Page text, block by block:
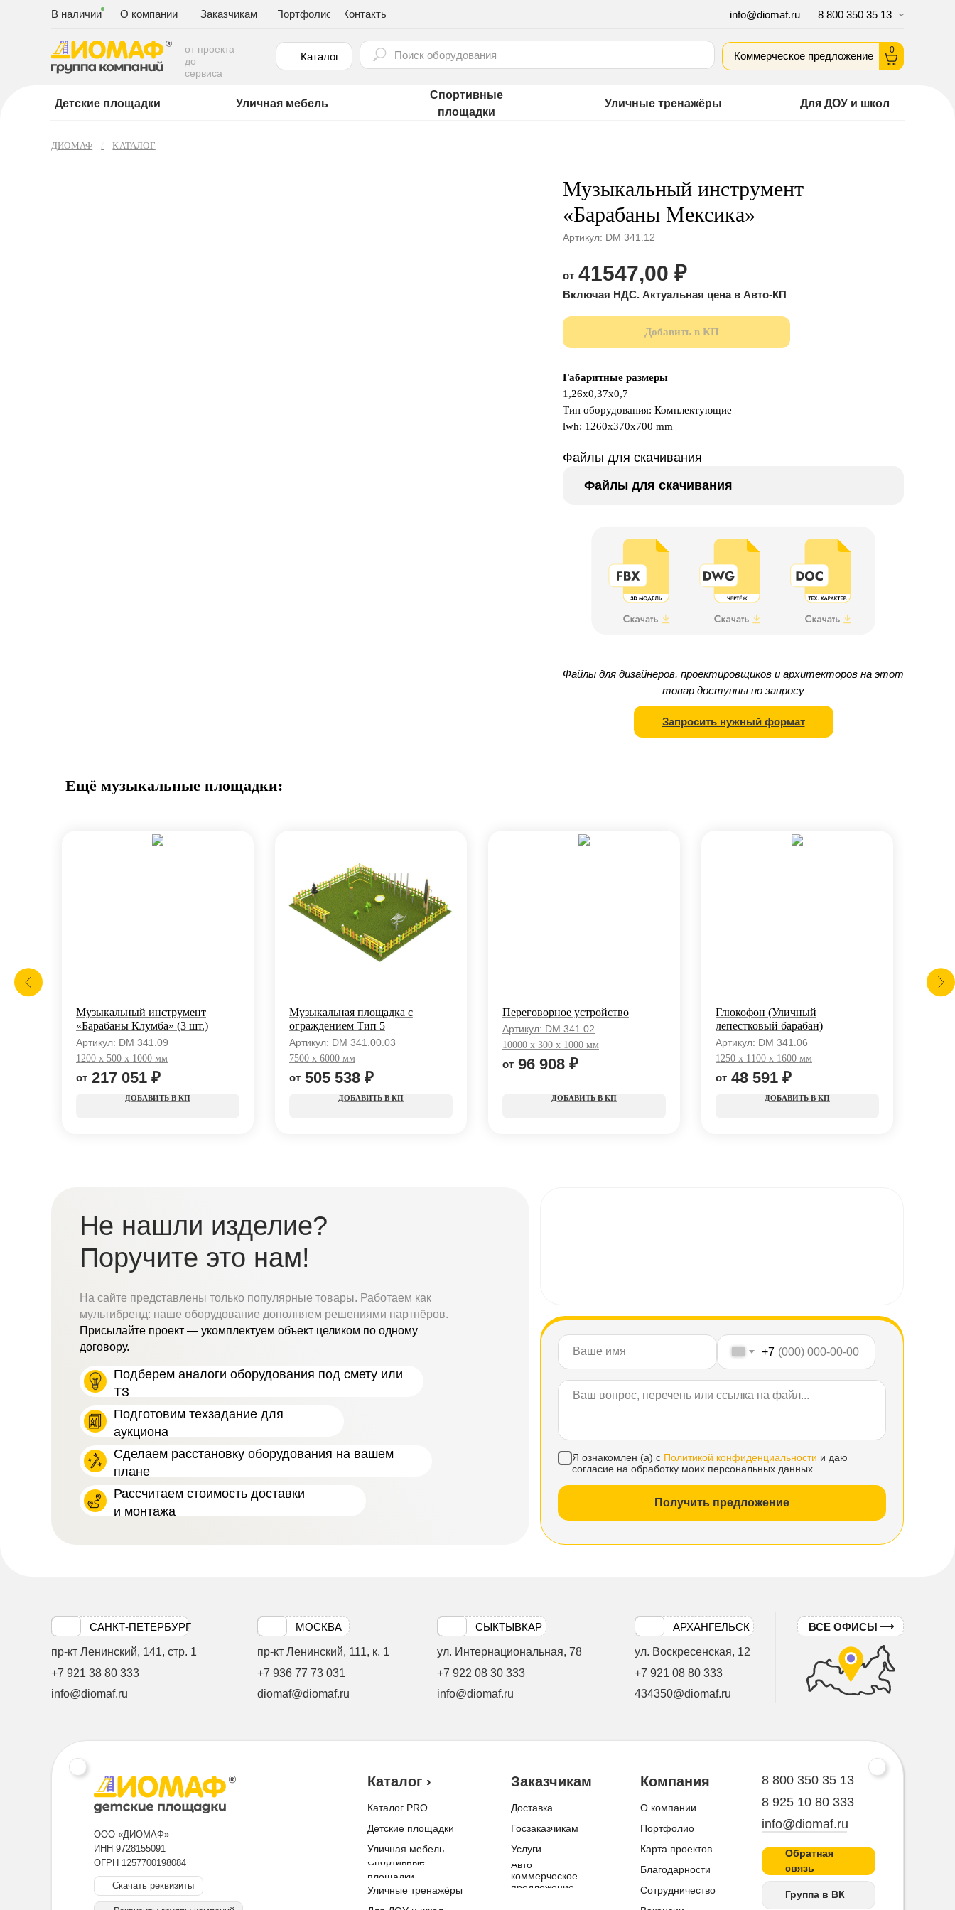
О компании
В наличии Заказчикам Портфолио Контакты info@diomaf.ru 8 800 350 35 13
от проекта
до
сервиса
Каталог
Коммерческое предложение
0
Детские площадки Уличная мебель
Спортивные
площадки
Уличные тренажёры Для ДОУ и школ
ДИОМАФ КАТАЛОГ
Музыкальный инструмент
«Барабаны Мексика»
Артикул: DM 341.12
41547,00 ₽
Добавить в КП
Габаритные размеры
1,26х0,37х0,7
Тип оборудования: Комплектующие
lwh: 1260x370x700 mm
Файлы для скачивания
Файлы для скачивания
Файлы для дизайнеров, проектировщиков и архитекторов на этот
товар доступны по запросу
Запросить нужный формат
Ещё музыкальные площадки:
Музыкальный инструмент
«Барабаны Клумба» (3 шт.)
Артикул: DM 341.09
1200 x 500 x 1000 мм
217 051 ₽
КП
Музыкальная площадка с
ограждением Тип 5
Артикул: DM 341.00.03
7500 x 6000 мм
505 538 ₽
КП
Переговорное устройство
Артикул: DM 341.02
10000 x 300 x 1000 мм
96 908 ₽
КП
Глюкофон (Уличный
лепестковый барабан)
Артикул: DM 341.06
1250 x 1100 x 1600 мм
48 591 ₽
КП
Не нашли изделие?
Поручите это нам!
На сайте представлены только популярные товары. Работаем как
мультибренд: наше оборудование дополняем решениями партнёров.
Присылайте проект — укомплектуем объект целиком по одному
договору.
Подберем аналоги оборудования под смету или
ТЗ
Подготовим техзадание для
аукциона
Сделаем расстановку оборудования на вашем
плане
Рассчитаем стоимость доставки
и монтажа
+7
Я ознакомлен (а) с Политикой конфиденциальности и даю
согласие на обработку моих персональных данных
Получить предложение
САНКТ-ПЕТЕРБУРГ
пр-кт Ленинский, 141, стр. 1
+7 921 38 80 333
info@diomaf.ru
МОСКВА
пр-кт Ленинский, 111, к. 1
+7 936 77 73 031
diomaf@diomaf.ru
СЫКТЫВКАР
ул. Интернациональная, 78
+7 922 08 30 333
info@diomaf.ru
АРХАНГЕЛЬСК
ул. Воскресенская, 12
+7 921 08 80 333
434350@diomaf.ru
ВСЕ ОФИСЫ
ООО «ДИОМАФ»
ИНН 9728155091
ОГРН 1257700198084
Скачать реквизиты
Каталог ›
Каталог PRO
Детские площадки
Уличная мебель
Спортивные
площадки
Уличные тренажёры
Заказчикам
Доставка
Госзаказчикам
Услуги
Авто
коммерческое
предложение
Компания
О компании
Портфолио
Карта проектов
Благодарности
Сотрудничество
8 800 350 35 13
8 925 10 80 333
info@diomaf.ru
Обратная
связь
Группа в ВК